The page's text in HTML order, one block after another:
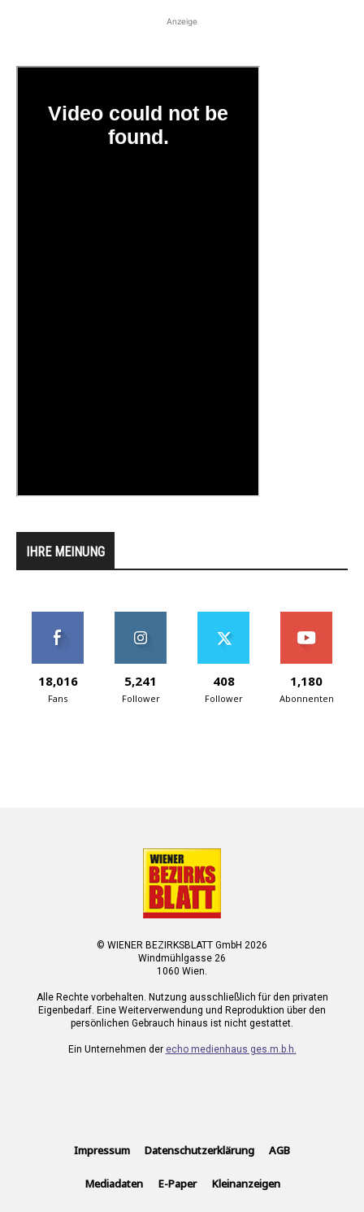
Anzeige
IHRE MEINUNG
18,016
Fans
5,241
Follower
408
Follower
1,180
Abonnenten
© WIENER BEZIRKSBLATT GmbH 2026
Windmühlgasse 26
1060 Wien.
Alle Rechte vorbehalten. Nutzung ausschließlich für den privaten
Eigenbedarf. Eine Weiterverwendung und Reproduktion über den
persönlichen Gebrauch hinaus ist nicht gestattet.
Ein Unternehmen der echo medienhaus ges.m.b.h.
Impressum Datenschutzerklärung AGB
Mediadaten E-Paper Kleinanzeigen